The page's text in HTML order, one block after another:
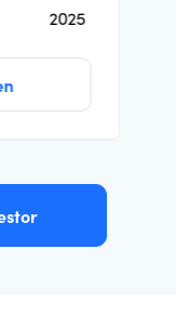
2025